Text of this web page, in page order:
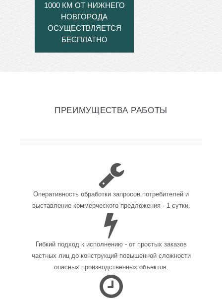
1000 КМ ОТ НИЖНЕГО
НОВГОРОДА
ОСУЩЕСТВЛЯЕТСЯ
БЕСПЛАТНО
ПРЕИМУЩЕСТВА РАБОТЫ
Оперативность обработки запросов потребителей и
выставление коммерческого предложения - 1 сутки.
Гибкий подход к исполнению - от простых заказов
частных лиц до конструкций повышенной сложности
опасных производственных объектов.